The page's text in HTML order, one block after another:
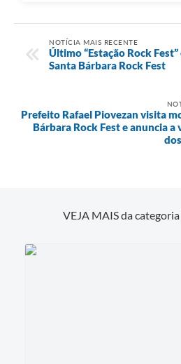
NOTÍCIA MAIS RECENTE
Último “Estação Rock
Santa Bárbara Rock Fest
Prefeito Rafael Piovezan visita
Bárbara Rock Fest e anuncia
VEJA MAIS da categoria